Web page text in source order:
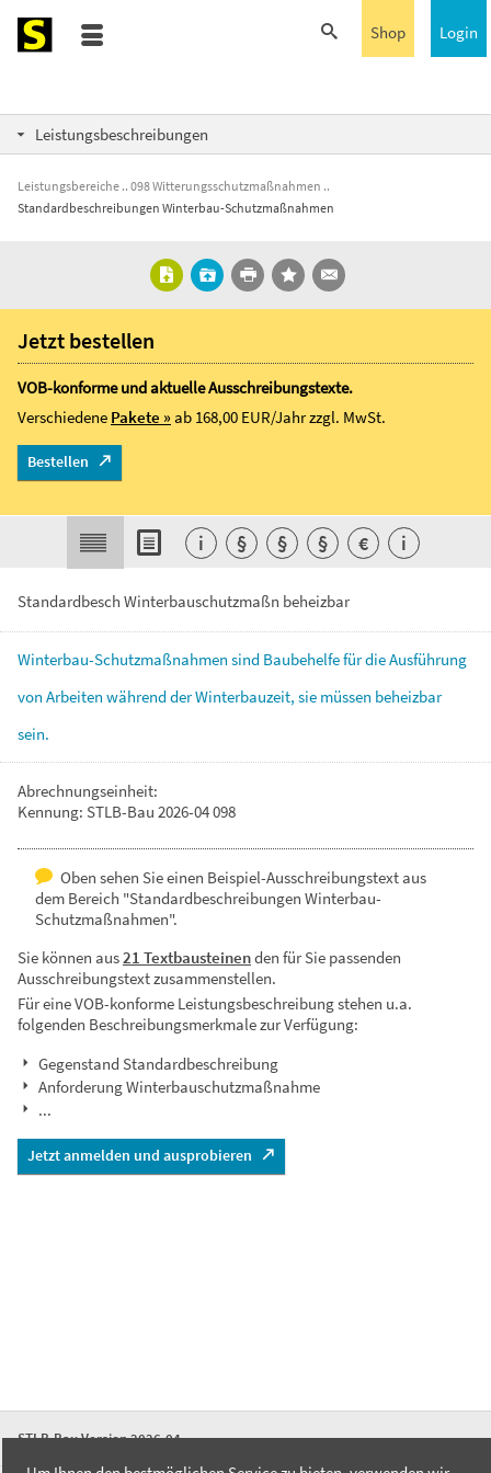
Login
Shop
Leistungsbeschreibungen
Leistungsbereiche
098 Witterungsschutzmaßnahmen
Standardbeschreibungen Winterbau-Schutzmaßnahmen
Standardbesch Winterbauschutzmaßn beheizbar
Winterbau-Schutzmaßnahmen sind BaubehelfefürdieAusführung
von Arbeiten währendderWinterbauzeit, sie müssen beheizbar
sein.
Abrechnungseinheit:
Kennung: STLB-Bau 2026-04 098
Oben sehen Sie einen Beispiel-Ausschreibungstext aus
dem Bereich "Standardbeschreibungen Winterbau-
Schutzmaßnahmen".
Sie können aus21 Textbausteinenden für Sie passenden
Ausschreibungstext zusammenstellen.
Für eine VOB-konforme Leistungsbeschreibung stehen u.a.
folgenden Beschreibungsmerkmale zur Verfügung:
Gegenstand Standardbeschreibung
Anforderung Winterbauschutzmaßnahme
...
Jetzt anmelden und ausprobieren
Jetzt bestellen
VOB-konforme und aktuelle Ausschreibungstexte.
Verschiedene Pakete »ab 168,00 EUR/Jahrzzgl. MwSt.
Bestellen
i § § § € i
STLB-Bau Version 2026-04